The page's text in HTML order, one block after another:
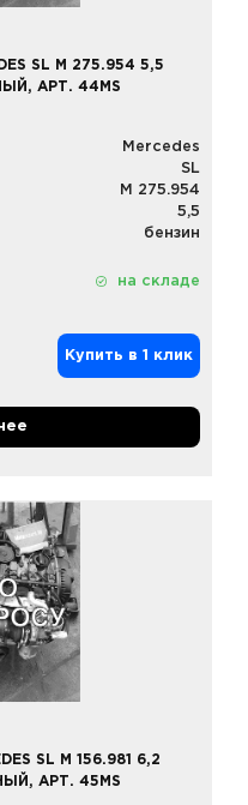
SL M 275.954 5,5
АРТ. 44MS
Mercedes
SL
M 275.954
5,5
бензин
на складе
Купить в 1 клик
SL M 156.981 6,2
АРТ. 45MS